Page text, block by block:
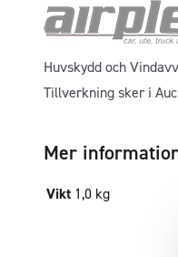
Huvskydd och
Tillverkning sker i
Mer
Vikt 1,0 kg